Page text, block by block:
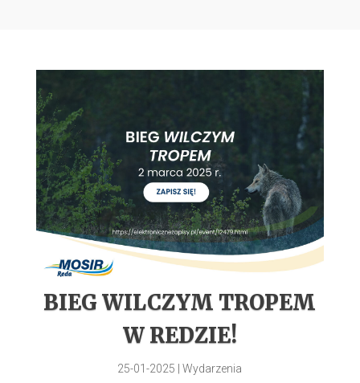
BIEG WILCZYM TROPEM
W REDZIE!
25-01-2025 |Wydarzenia